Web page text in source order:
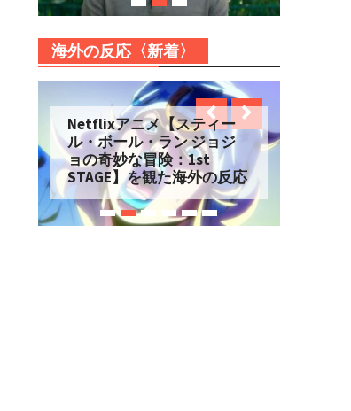
海外の反応〈新着〉
Netflixアニメ【スティー
ル・ボール・ラン ジョジ
ョの奇妙な冒険：1st
STAGE】を観た海外の反応